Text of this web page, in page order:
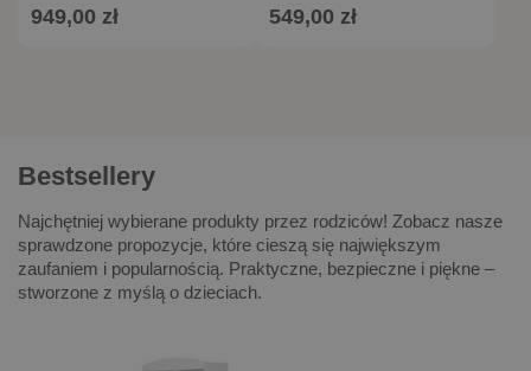
949,00 zł 549,00 zł
Bestsellery
Najchętniej wybierane produkty przez rodziców! Zobacz nasze
sprawdzone propozycje, które cieszą się największym
zaufaniem i popularnością. Praktyczne, bezpieczne i piękne –
stworzone z myślą o dzieciach.